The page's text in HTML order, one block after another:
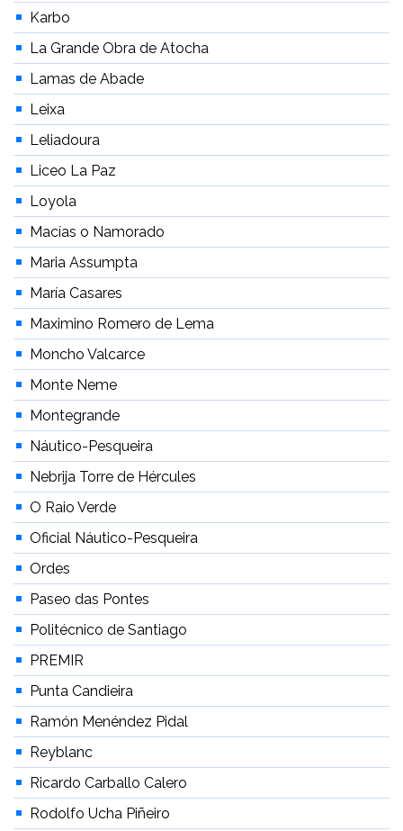
Karbo
La Grande Obra de Atocha
Lamas de Abade
Leixa
Leliadoura
Liceo La Paz
Loyola
Macías o Namorado
Maria Assumpta
María Casares
Maximino Romero de Lema
Moncho Valcarce
Monte Neme
Montegrande
Náutico-Pesqueira
Nebrija Torre de Hércules
O Raio Verde
Oficial Náutico-Pesqueira
Ordes
Paseo das Pontes
Politécnico de Santiago
PREMIR
Punta Candieira
Ramón Menéndez Pidal
Reyblanc
Ricardo Carballo Calero
Rodolfo Ucha Piñeiro